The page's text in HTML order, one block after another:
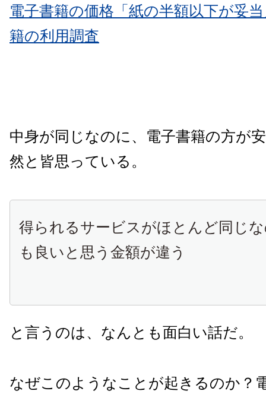
電子書籍の価格「紙の半額以下が妥
籍の利用調査
中身が同じなのに、電子書籍の方が
然と皆思っている。
得られるサービスがほとんど同じ
も良いと思う金額が違う
と言うのは、なんとも面白い話だ。
なぜこのようなことが起きるのか？